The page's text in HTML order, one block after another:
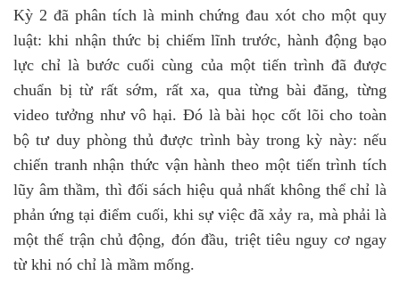
Kỳ 2 đã phân tích là minh chứng đau xót cho một quy
luật: khi nhận thức bị chiếm lĩnh trước, hành động bạo
lực chỉ là bước cuối cùng của một tiến trình đã được
chuẩn bị từ rất sớm, rất xa, qua từng bài đăng, từng
video tưởng như vô hại. Đó là bài học cốt lõi cho toàn
bộ tư duy phòng thủ được trình bày trong kỳ này: nếu
chiến tranh nhận thức vận hành theo một tiến trình tích
lũy âm thầm, thì đối sách hiệu quả nhất không thể chỉ là
phản ứng tại điểm cuối, khi sự việc đã xảy ra, mà phải là
một thế trận chủ động, đón đầu, triệt tiêu nguy cơ ngay
từ khi nó chỉ là mầm mống.